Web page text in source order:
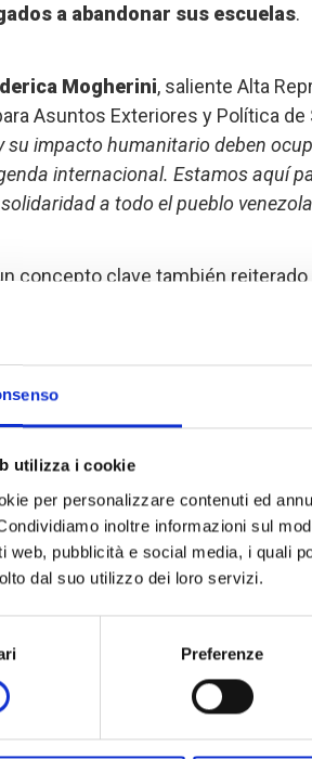
utilizza i cookie
per personalizzare contenuti ed
inoltre informazioni sul
web, pubblicità e social media, i quali
dal suo utilizzo dei loro servizi.
Preferenze
a abandonar sus escuelas.
Mogherini, saliente Alta
Asuntos Exteriores y Política de
su impacto humanitario deben
internacional. Estamos aquí
a todo el pueblo
concepto clave también reiterado
de las Naciones Unidas para
concretos". Por esta razón, el
gobiernos y de los donantes
es importante en el futuro
en formas de sostenibilidad
de desarrollo
, Director General de la
también destaca "el compromiso
de responder conjuntamente
desde Ginebra o Bruselas, sino
que la enfrentan en primera
inminente deterioro de la situación